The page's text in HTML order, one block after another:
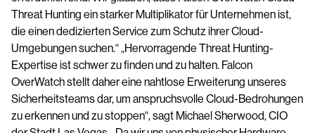
Threat Hunting ein starker Multiplikator für Unternehmen ist,
die einen dedizierten Service zum Schutz ihrer Cloud-
Umgebungen suchen.“ „Hervorragende Threat Hunting-
Expertise ist schwer zu finden und zu halten. Falcon
OverWatch stellt daher eine nahtlose Erweiterung unseres
Sicherheitsteams dar, um anspruchsvolle Cloud-Bedrohungen
zu erkennen und zu stoppen“, sagt Michael Sherwood, CIO